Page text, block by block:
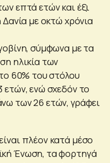
επτά ετών και έξι
με οκτώ χρόνια
σύμφωνα με τα
ηλικία των
60% του στόλου
ετών, ενώ σχεδόν το
των 26 ετών, γράφει
πλέον κατά μέσο
Ένωση, τα φορτηγά